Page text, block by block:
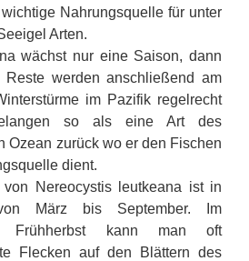
Nahrungsquelle für unter
Arten.
wächst nur eine Saison, dann
werden anschließend am
im Pazifik regelrecht
so als eine Art des
Ozean zurück wo er den Fischen
dient.
von Nereocystis leutkeana ist in
März bis September. Im
Frühherbst kann man oft
Flecken auf den Blättern des